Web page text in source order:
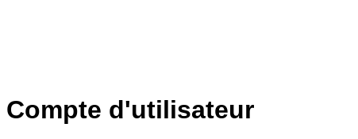
Compte d'utilisateur